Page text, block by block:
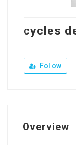
cycles
Follow
Overview